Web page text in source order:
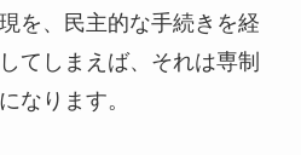
を、民主的な手続きを経
てしまえば、それは専制
なります。